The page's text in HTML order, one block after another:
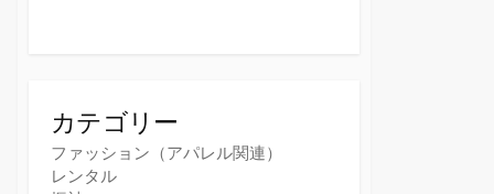
カテゴリー
ファッション（アパレル関連）
レンタル